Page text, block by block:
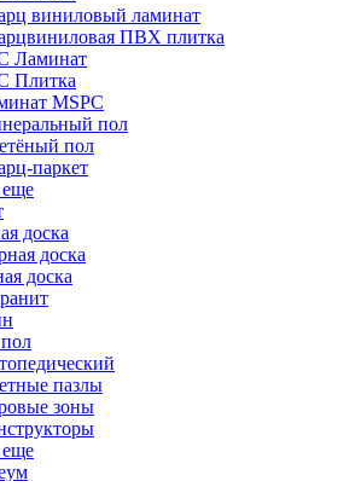
виниловый ламинат
ПВХ плитка
Ламинат
Плитка
MSPC
пол
пол
паркет
еще
доска
доска
доска
пазлы
зоны
еще